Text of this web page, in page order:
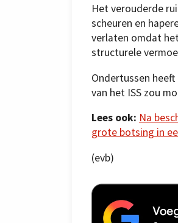
Het verouderde
scheuren en
verlaten omdat
structurele
Ondertussen heeft
van het ISS zou
Lees ook: Na
grote botsing in
(evb)